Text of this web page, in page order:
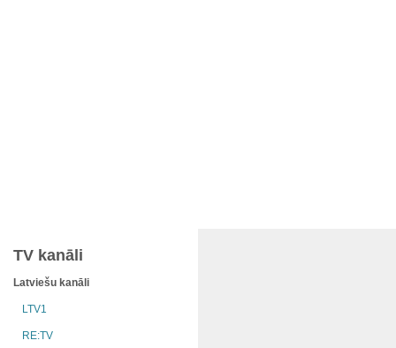
TV kanāli
Latviešu kanāli
LTV1
RE:TV